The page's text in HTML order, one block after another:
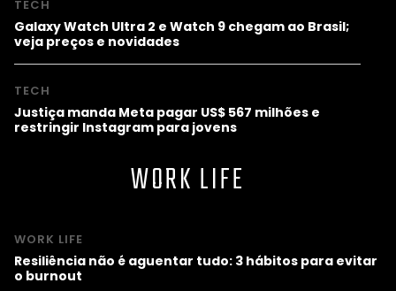
TECH
Galaxy Watch Ultra 2 e Watch 9 chegam ao Brasil;
veja preços e novidades
TECH
Justiça manda Meta pagar US$ 567 milhões e
restringir Instagram para jovens
WORK LIFE
WORK LIFE
Resiliência não é aguentar tudo: 3 hábitos para evitar
o burnout